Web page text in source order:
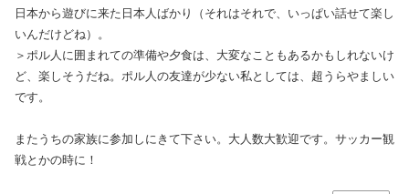
日本から遊びに来た日本人ばかり（それはそれで、いっぱい話せて楽し
いんだけどね）。
＞ポル人に囲まれての準備や夕食は、大変なこともあるかもしれないけ
ど、楽しそうだね。ポル人の友達が少ない私としては、超うらやましい
です。
またうちの家族に参加しにきて下さい。大人数大歓迎です。サッカー観
戦とかの時に！